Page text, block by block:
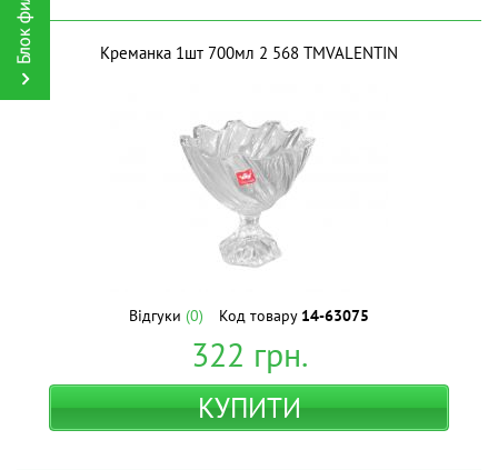
Креманка 1шт 700мл 2 568 ТМVALENTIN
Відгуки (0) Код товару 14-63075
322 грн.
КУПИТИ